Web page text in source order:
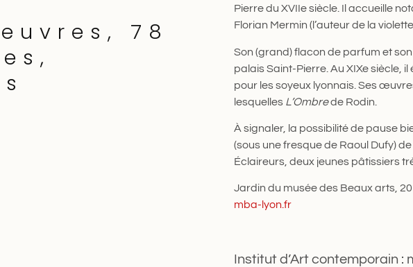
78
Pierre du XVIIe siècle. Il accueille
Florian Mermin (l’auteur de la
Son (grand) flacon de parfum et
palais Saint-Pierre. Au XIXe siècle,
pour les soyeux lyonnais. Ses
lesquelles L’Ombrede Rodin.
À signaler, la possibilité de pause
(sous une fresque de Raoul Dufy)
Éclaireurs, deux jeunes pâtissiers
Jardin du musée des Beaux arts,
mba-lyon.fr
Institut d’Art contemporain